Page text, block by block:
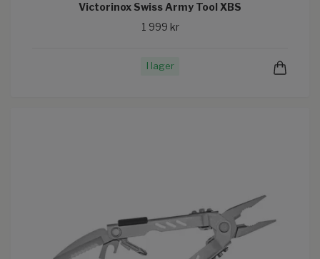
Victorinox Swiss Army Tool XBS
1 999 kr
I lager